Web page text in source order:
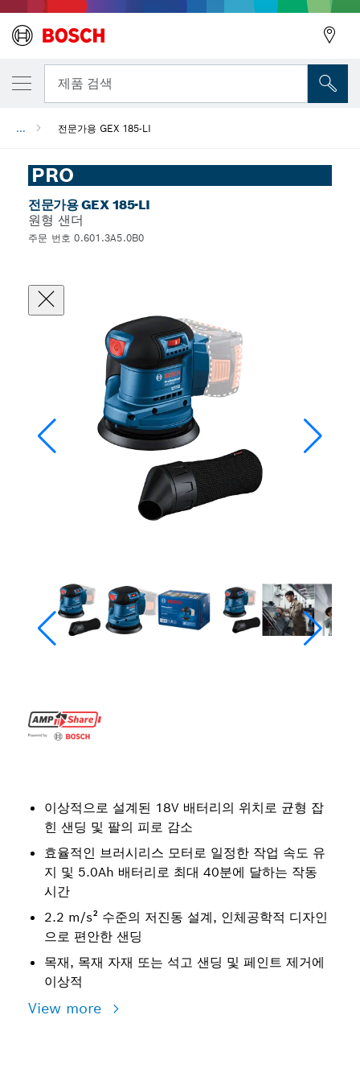
제품 검색
... 전문가용 GEX 185-LI
PRO
전문가용 GEX 185-LI
원형 샌더
주문 번호 0.601.3A5.0B0
이상적으로 설계된 18V 배터리의 위치로 균형 잡
힌 샌딩 및 팔의 피로 감소
효율적인 브러시리스 모터로 일정한 작업 속도 유
지 및 5.0Ah 배터리로 최대 40분에 달하는 작동
시간
2.2 m/s² 수준의 저진동 설계, 인체공학적 디자인
으로 편안한 샌딩
목재, 목재 자재 또는 석고 샌딩 및 페인트 제거에
이상적
View more